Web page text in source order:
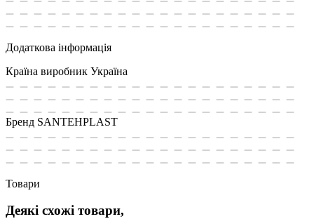
Додаткова інформація
Країна виробник Україна
Бренд SANTEHPLAST
Товари
Деякі схожі товари,